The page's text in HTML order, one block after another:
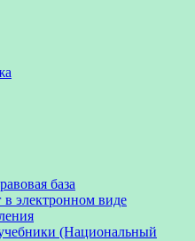
база
в электронном виде
(Национальный